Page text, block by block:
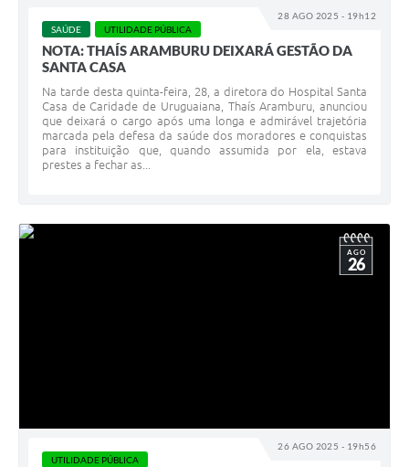
28 AGO 2025 - 19h12
SAÚDE UTILIDADE PÚBLICA
NOTA: THAÍS ARAMBURU DEIXARÁ GESTÃO DA
SANTA CASA
Na tarde desta quinta-feira, 28, a diretora do Hospital Santa
Casa de Caridade de Uruguaiana, Thaís Aramburu, anunciou
que deixará o cargo após uma longa e admirável trajetória
marcada pela defesa da saúde dos moradores e conquistas
para instituição que, quando assumida por ela, estava
prestes a fechar as...
26 AGO 2025 - 19h56
AGO
26
UTILIDADE PÚBLICA